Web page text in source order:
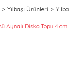
Yılbaşı Ürünleri